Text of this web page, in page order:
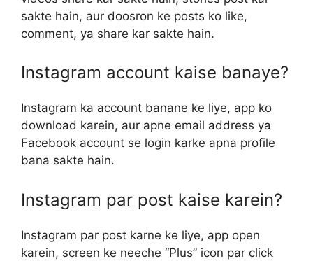
sakte hain, aur doosron ke posts ko like,
comment, ya share kar sakte hain.
Instagram account kaise banaye?
Instagram ka account banane ke liye, app ko
download karein, aur apne email address ya
Facebook account se login karke apna profile
bana sakte hain.
Instagram par post kaise karein?
Instagram par post karne ke liye, app open
karein, screen ke neeche “Plus” icon par click